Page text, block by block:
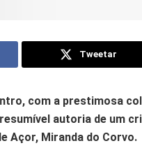
Tweetar
com a prestimosa
autoria de um
Açor, Miranda do Corvo.